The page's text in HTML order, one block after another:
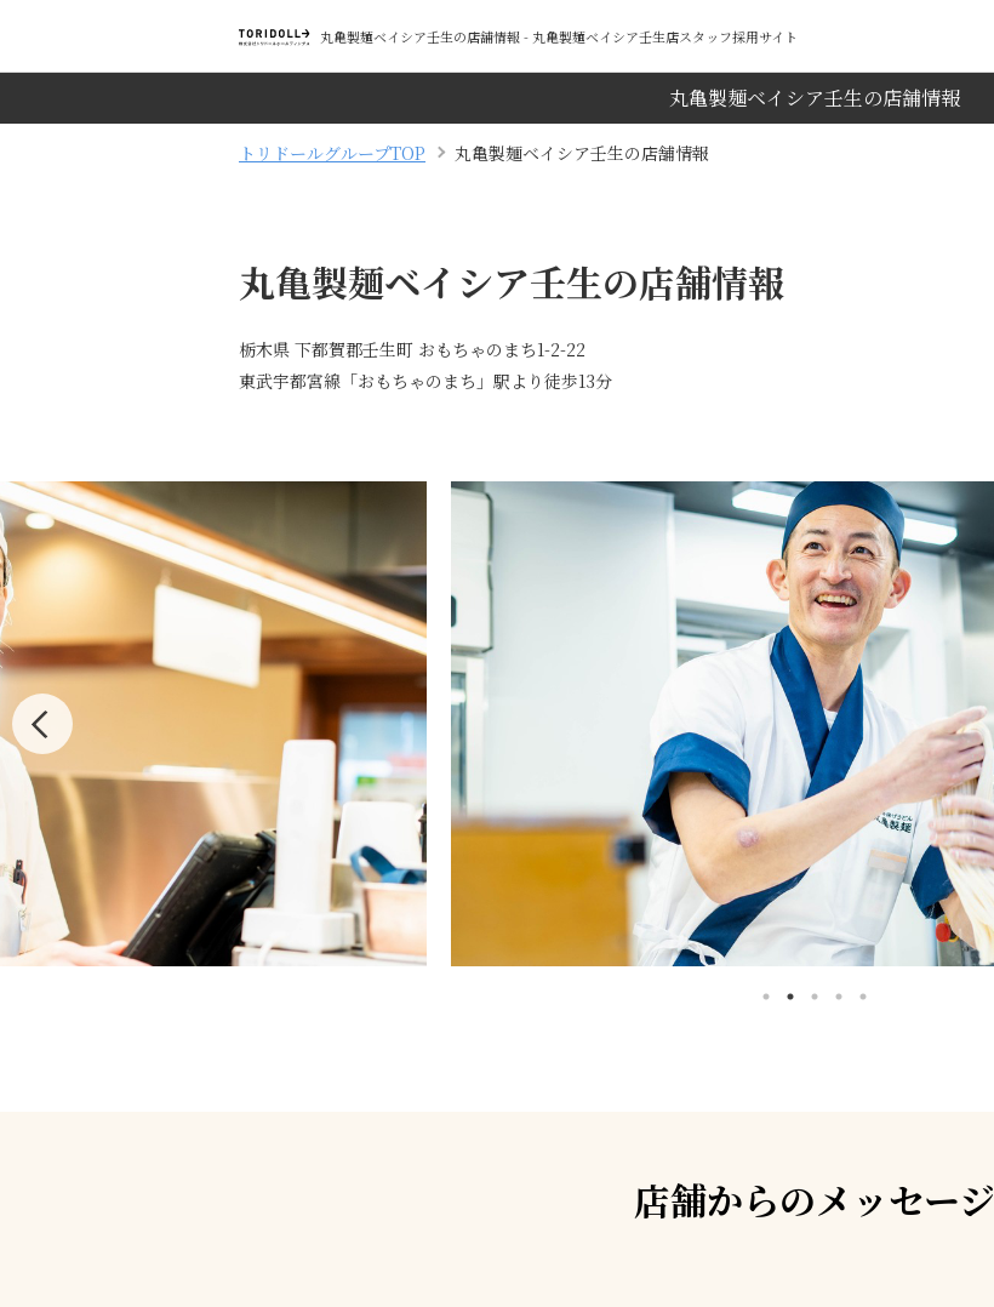
丸亀製麺ベイシア壬生の店舗情報 - 丸亀製麺ベイシア壬生店スタッフ採用サイト
丸亀製麺ベイシア壬生の店舗情報
トリドールグループTOP 丸亀製麺ベイシア壬生の店舗情報
丸亀製麺ベイシア壬生の店舗情報
栃木県 下都賀郡壬生町 おもちゃのまち1-2-22
東武宇都宮線「おもちゃのまち」駅より徒歩13分
店舗からのメッセージ